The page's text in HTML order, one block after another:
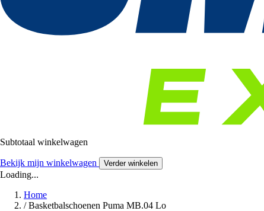
Subtotaal winkelwagen
Bekijk mijn winkelwagen Verder winkelen
Loading...
Home
/ Basketbalschoenen Puma MB.04 Lo